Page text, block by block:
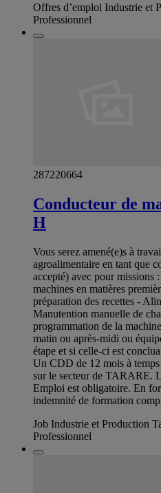
Offres d’emploi Industrie et
Professionnel
287220664
Conducteur de
H
Vous serez amené(e)s à
agroalimentaire en tant que
accepté) avec pour missions
machines en matières
préparation des recettes -
Manutention manuelle de
programmation de la
matin ou après-midi ou
étape et si celle-ci est
Un CDD de 12 mois à
sur le secteur de TARARE.
Emploi est obligatoire. En
indemnité de formation
Job Industrie et Production
Professionnel